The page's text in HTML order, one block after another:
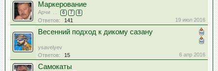
Маркерование
Арчи ... 6 7 8
Ответов: 141 19 июл 2016
Весенний подход к дикому сазану
ysavelyev
Ответов:
15 6 апр 2016
Самокаты